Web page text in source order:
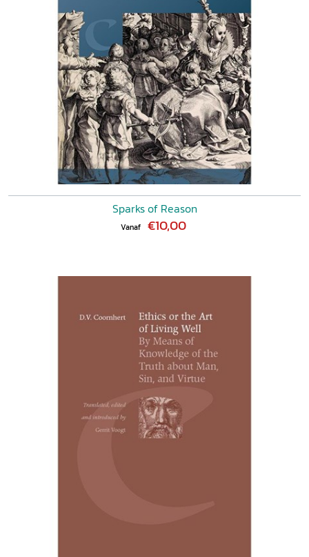
Sparks of Reason
Vanaf €10,00